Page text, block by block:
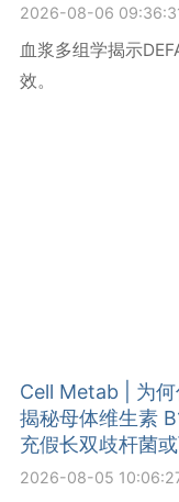
2026-08-06
血浆多组学揭示
效。
Cell Metab | 为何
揭秘母体维生素
充假长双歧杆菌或
2026-08-05